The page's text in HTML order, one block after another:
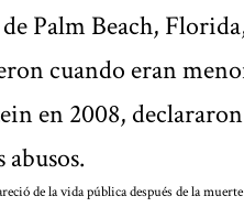
de Palm Beach,
cuando eran
en 2008,
de la vida pública después de la